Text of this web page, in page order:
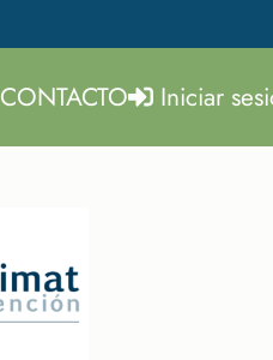
CONTACTO Iniciar